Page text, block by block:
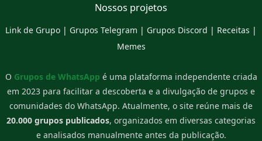
Nossos projetos
Link de Grupo | Grupos Telegram | Grupos Discord | Receitas |
Memes
O Grupos de WhatsApp é uma plataforma independente criada
em 2023 para facilitar a descoberta e a divulgação de grupos e
comunidades do WhatsApp. Atualmente, o site reúne mais de
20.000 grupos publicados, organizados em diversas categorias
e analisados manualmente antes da publicação.